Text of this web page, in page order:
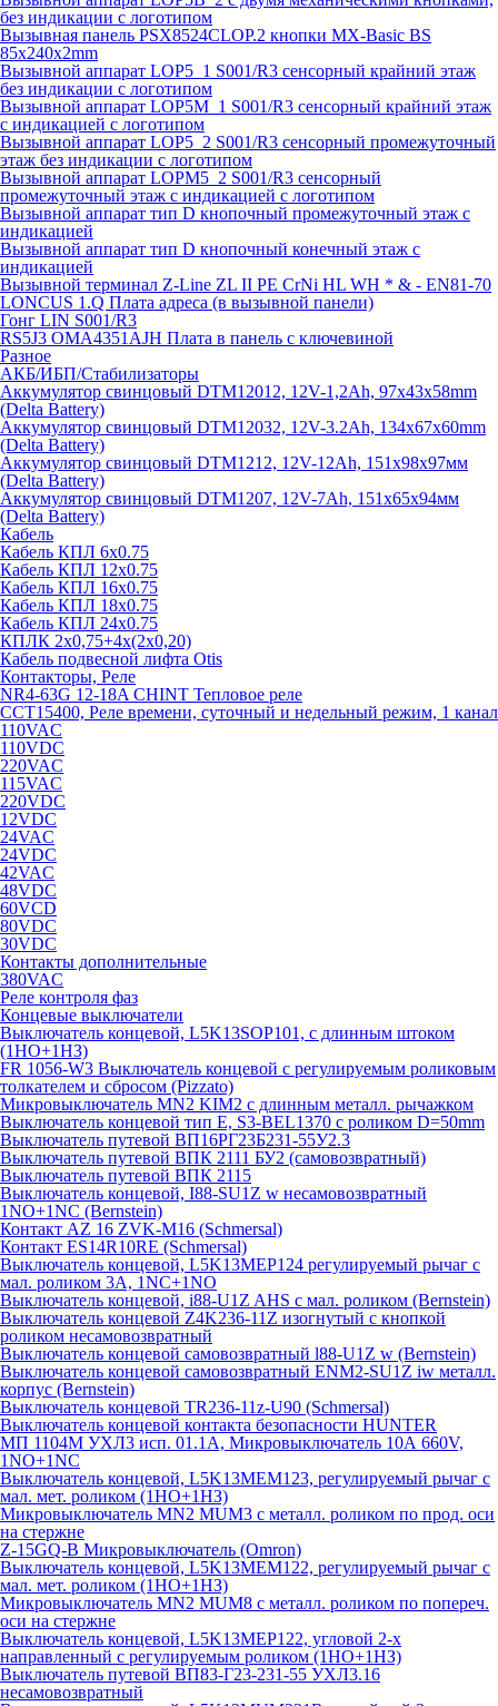
без индикации с логотипом
Вызывная панель PSX8524CLOP.2 кнопки MX-Basic BS
85х240х2mm
Вызывной аппарат LOP5_1 S001/R3 сенсорный крайний этаж
без индикации с логотипом
Вызывной аппарат LOP5M_1 S001/R3 сенсорный крайний этаж
с индикацией с логотипом
Вызывной аппарат LOP5_2 S001/R3 сенсорный промежуточный
этаж без индикации с логотипом
Вызывной аппарат LOPM5_2 S001/R3 сенсорный
промежуточный этаж с индикацией с логотипом
Вызывной аппарат тип D кнопочный промежуточный этаж с
индикацией
Вызывной аппарат тип D кнопочный конечный этаж с
индикацией
Вызывной терминал Z-Line ZL II PE CrNi HL WH * & - EN81-70
LONCUS 1.Q Плата адреса (в вызывной панели)
Гонг LIN S001/R3
RS5J3 OMA4351AJH Плата в панель с ключевиной
Разное
АКБ/ИБП/Стабилизаторы
Аккумулятор свинцовый DTM12012, 12V-1,2Ah, 97х43х58mm
(Delta Battery)
Аккумулятор свинцовый DTM12032, 12V-3.2Ah, 134x67x60mm
(Delta Battery)
Аккумулятор свинцовый DTM1212, 12V-12Ah, 151х98х97мм
(Delta Battery)
Аккумулятор свинцовый DTM1207, 12V-7Ah, 151х65х94мм
(Delta Battery)
Кабель
Кабель КПЛ 6х0.75
Кабель КПЛ 12х0.75
Кабель КПЛ 16х0.75
Кабель КПЛ 18х0.75
Кабель КПЛ 24х0.75
КПЛК 2х0,75+4х(2х0,20)
Кабель подвесной лифта Otis
Контакторы, Реле
NR4-63G 12-18A CHINT Тепловое реле
CCT15400, Реле времени, суточный и недельный режим, 1 канал
110VAC
110VDC
220VAC
115VAC
220VDC
12VDC
24VAC
24VDC
42VAC
48VDC
60VCD
80VDC
30VDC
Контакты дополнительные
380VAC
Реле контроля фаз
Концевые выключатели
Выключатель концевой, L5K13SOP101, с длинным штоком
(1НО+1НЗ)
FR 1056-W3 Выключатель концевой с регулируемым роликовым
толкателем и сбросом (Pizzato)
Микровыключатель MN2 KIM2 с длинным металл. рычажком
Выключатель концевой тип Е, S3-BEL1370 с роликом D=50mm
Выключатель путевой ВП16РГ23Б231-55У2.3
Выключатель путевой ВПК 2111 БУ2 (самовозвратный)
Выключатель путевой ВПК 2115
Выключатель концевой, I88-SU1Z w несамовозвратный
1NO+1NC (Bernstein)
Контакт AZ 16 ZVK-M16 (Schmersal)
Контакт ES14R10RE (Schmersal)
Выключатель концевой, L5K13MEP124 регулируемый рычаг с
мал. роликом 3А, 1NC+1NO
Выключатель концевой, i88-U1Z AHS с мал. роликом (Bernstein)
Выключатель концевой Z4K236-11Z изогнутый с кнопкой
роликом несамовозвратный
Выключатель концевой самовозвратный l88-U1Z w (Bernstein)
Выключатель концевой самовозвратный ENM2-SU1Z iw металл.
корпус (Bernstein)
Выключатель концевой TR236-11z-U90 (Schmersal)
Выключатель концевой контакта безопасности HUNTER
МП 1104М УХЛ3 исп. 01.1А, Микровыключатель 10А 660V,
1NO+1NC
Выключатель концевой, L5K13MEM123, регулируемый рычаг с
мал. мет. роликом (1НО+1НЗ)
Микровыключатель MN2 MUM3 с металл. роликом по прод. оси
на стержне
Z-15GQ-B Микровыключатель (Omron)
Выключатель концевой, L5K13MEM122, регулируемый рычаг с
мал. мет. роликом (1НО+1НЗ)
Микровыключатель MN2 MUM8 с металл. роликом по попереч.
оси на стержне
Выключатель концевой, L5K13MEP122, угловой 2-х
направленный с регулируемым роликом (1НО+1НЗ)
Выключатель путевой ВП83-Г23-231-55 УХЛ3.16
несамовозвратный